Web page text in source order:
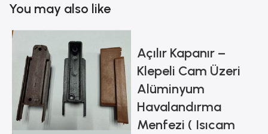
You may also like
Açılır Kapanır –
Klepeli Cam Üzeri
Alüminyum
Havalandırma
Menfezi ( Isıcam